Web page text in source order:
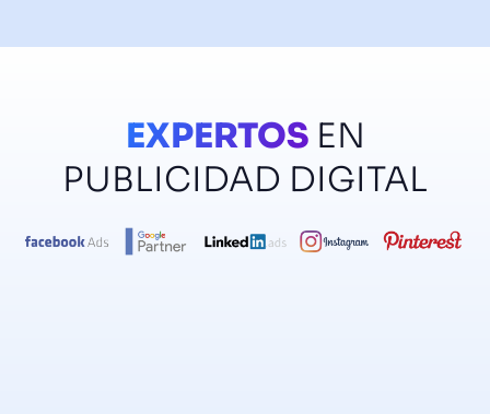
EXPERTOSEN
PUBLICIDAD DIGITAL